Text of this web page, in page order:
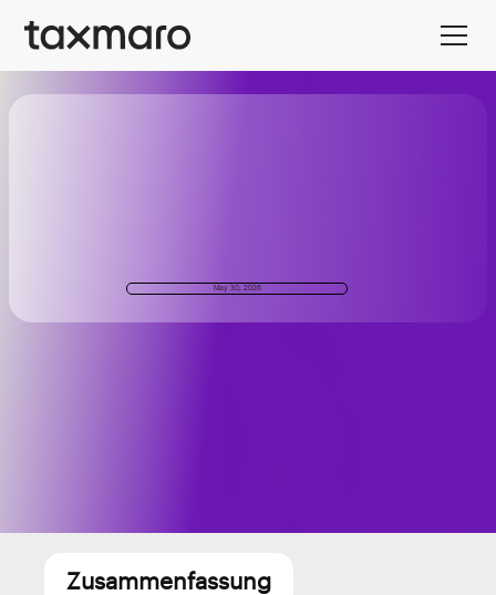
May 30, 2026
Zusammenfassung